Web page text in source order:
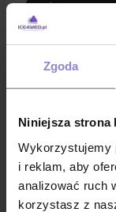
Zgoda
Niniejsza strona
Wykorzystujemy
i reklam, aby
analizować ruch
korzystasz z
DO